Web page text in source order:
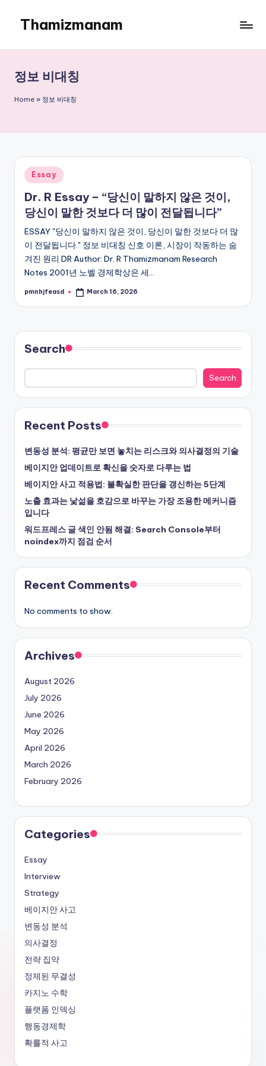
content
Thamizmanam
정보 비대칭
Home » 정보 비대칭
Posted
in
Essay
Dr. R Essay – “당신이 말하지 않은 것이,
당신이 말한 것보다 더 많이 전달됩니다”
ESSAY "당신이 말하지 않은 것이, 당신이 말한 것보다 더 많
이 전달됩니다." 정보 비대칭 신호 이론, 시장이 작동하는 숨
겨진 원리 DR Author: Dr. R Thamizmanam Research
Notes 2001년 노벨 경제학상은 세…
Posted
pmnhjfeasd March 16, 2026
Search
Search
Recent Posts
변동성 분석: 평균만 보면 놓치는 리스크와 의사결정의 기술
베이지안 업데이트로 확신을 숫자로 다루는 법
베이지안 사고 적용법: 불확실한 판단을 갱신하는 5단계
노출 효과는 낯섦을 호감으로 바꾸는 가장 조용한 메커니즘
입니다
워드프레스 글 색인 안됨 해결: Search Console부터
noindex까지 점검 순서
Recent Comments
No comments to show.
Archives
August 2026
July 2026
June 2026
May 2026
April 2026
March 2026
February 2026
Categories
Essay
Interview
Strategy
베이지안 사고
변동성 분석
의사결정
전략 집약
정제된 무결성
카지노 수학
플랫폼 인덱싱
행동경제학
확률적 사고